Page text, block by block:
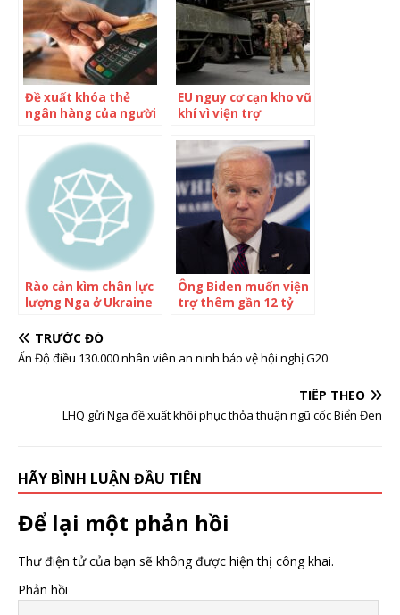
Đề xuất khóa thẻ
ngân hàng của người
năm không sử dụng,
Nhật Bản vấp phải
phản đối dữ dội
EU nguy cơ cạn kho vũ
khí vì viện trợ
Rào cản kìm chân lực
lượng Nga ở Ukraine
Ông Biden muốn viện
trợ thêm gần 12 tỷ
TRƯỚC ĐÓ
Ấn Độ điều 130.000 nhân viên an ninh bảo vệ hội nghị G20
TIẾP THEO
LHQ gửi Nga đề xuất khôi phục thỏa thuận ngũ cốc Biển Đen
HÃY BÌNH LUẬN ĐẦU TIÊN
Để lại một phản hồi
Thư điện tử của bạn sẽ không được hiện thị công khai.
Phản hồi